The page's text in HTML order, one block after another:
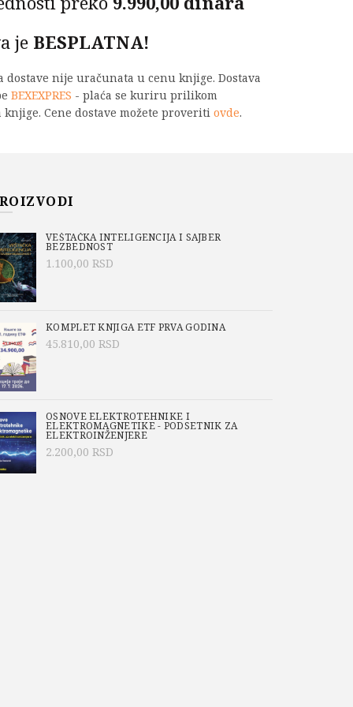
je BESPLATNA!
dostave nije uračunata u cenu knjige. Dostava
BEXEXPRES - plaća se kuriru prilikom
knjige. Cene dostave možete proveriti ovde.
961-7
Academic Mind , Na sniženju
VEŠTAČKA INTELIGENCIJA I SAJBER
BEZBEDNOST
1.100,00 RSD
KOMPLET KNJIGA ETF PRVA GODINA
45.810,00 RSD
OSNOVE ELEKTROTEHNIKE I
ELEKTROMAGNETIKE - PODSETNIK ZA
ELEKTROINŽENJERE
2.200,00 RSD